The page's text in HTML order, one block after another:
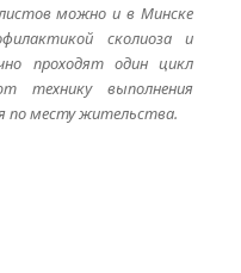
можно и в Минске
сколиоза и
проходят один цикл
технику выполнения
по месту жительства.